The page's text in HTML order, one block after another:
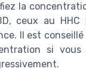
la
ceux au HHC
Il est
si vous